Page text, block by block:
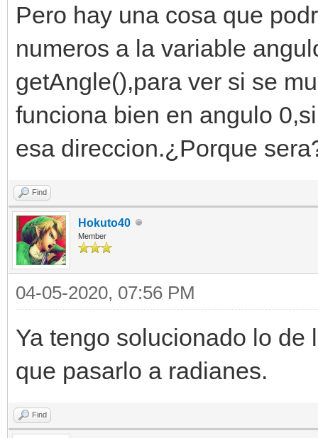
Pero hay una cosa que
numeros a la variable
getAngle(),para ver si se
funciona bien en angulo
esa direccion.¿Porque
Find
Hokuto40
Member
04-05-2020, 07:56 PM
Ya tengo solucionado lo
que pasarlo a radianes.
Find